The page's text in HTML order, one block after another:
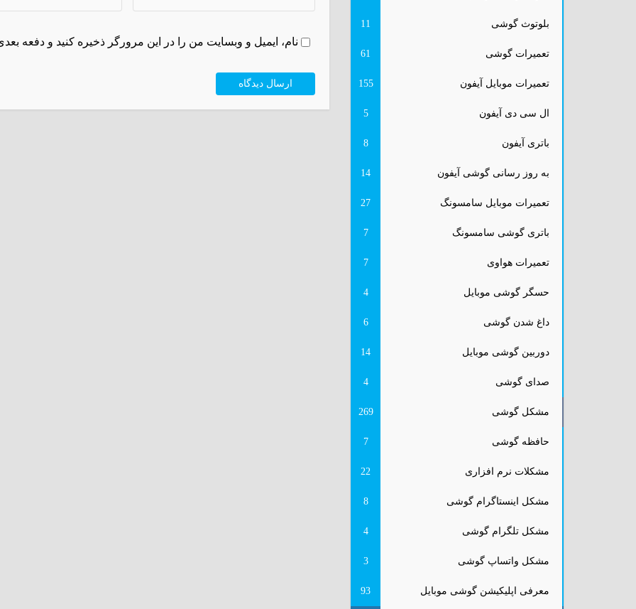
نام، ایمیل و وبسایت من را در این مرورگر ذخیره کنید و دفعه
بلوتوث گوشی 11
تعمیرات گوشی 61
تعمیرات موبایل آیفون 155
ال سی دی آیفون 5
باتری آیفون 8
به روز رسانی گوشی آیفون 14
تعمیرات موبایل سامسونگ 27
باتری گوشی سامسونگ 7
تعمیرات هواوی 7
حسگر گوشی موبایل 4
داغ شدن گوشی 6
دوربین گوشی موبایل 14
صدای گوشی 4
مشکل گوشی 269
حافظه گوشی 7
مشکلات نرم افزاری 22
مشکل اینستاگرام گوشی 8
مشکل تلگرام گوشی 4
مشکل واتساپ گوشی 3
معرفی اپلیکیشن گوشی موبایل 93